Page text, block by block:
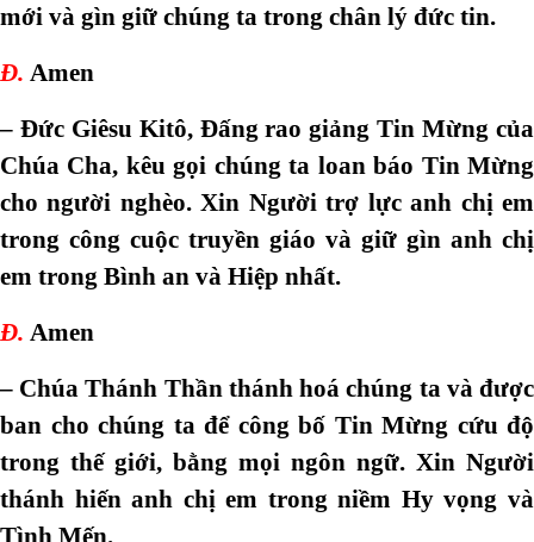
mới và gìn giữ chúng ta trong chân lý đức tin.
Đ. Amen
– Đức Giêsu Kitô, Đấng rao giảng Tin Mừng của
Chúa Cha, kêu gọi chúng ta loan báo Tin Mừng
cho người nghèo. Xin Người trợ lực anh chị em
trong công cuộc truyền giáo và giữ gìn anh chị
em trong Bình an và Hiệp nhất.
Đ. Amen
– Chúa Thánh Thần thánh hoá chúng ta và được
ban cho chúng ta để công bố Tin Mừng cứu độ
trong thế giới, bằng mọi ngôn ngữ. Xin Người
thánh hiến anh chị em trong niềm Hy vọng và
Tình Mến.